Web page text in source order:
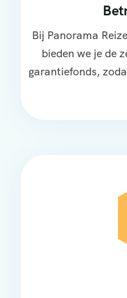
Bij Panorama
bieden we je de
garantiefonds,